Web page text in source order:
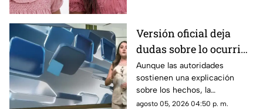
Versión oficial deja
dudas sobre lo ocurrido
y persisten
interrogantes
Aunque las autoridades
sostienen una explicación
sobre los hechos, la
información disponible no ha
agosto 05, 2026 04:50 p. m.